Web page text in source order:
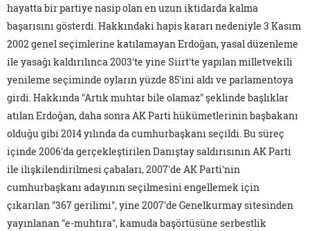
hayatta bir partiye nasip olan en uzun iktidarda kalma
başarısını gösterdi. Hakkındaki hapis kararı nedeniyle 3 Kasım
2002 genel seçimlerine katılamayan Erdoğan, yasal düzenleme
ile yasağı kaldırılınca 2003'te yine Siirt'te yapılan milletvekili
yenileme seçiminde oyların yüzde 85'ini aldı ve parlamentoya
girdi. Hakkında "Artık muhtar bile olamaz" şeklinde başlıklar
atılan Erdoğan, daha sonra AK Parti hükümetlerinin başbakanı
olduğu gibi 2014 yılında da cumhurbaşkanı seçildi. Bu süreç
içinde 2006'da gerçekleştirilen Danıştay saldırısının AK Parti
ile ilişkilendirilmesi çabaları, 2007'de AK Parti'nin
cumhurbaşkanı adayının seçilmesini engellemek için
çıkarılan "367 gerilimi", yine 2007'de Genelkurmay sitesinden
yayınlanan "e-muhtıra", kamuda başörtüsüne serbestlik